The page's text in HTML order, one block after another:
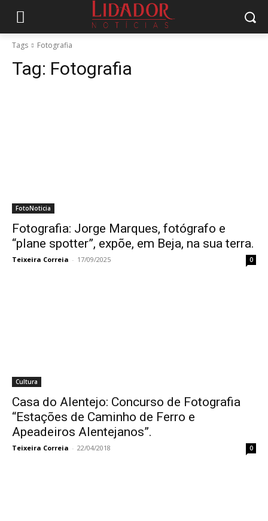
Tags Fotografia
Tag: Fotografia
FotoNoticia
Fotografia: Jorge Marques, fotógrafo e
“plane spotter”, expõe, em Beja, na sua terra.
Teixeira Correia - 17/09/2025 0
Cultura
Casa do Alentejo: Concurso de Fotografia
“Estações de Caminho de Ferro e
Apeadeiros Alentejanos”.
Teixeira Correia - 22/04/2018 0